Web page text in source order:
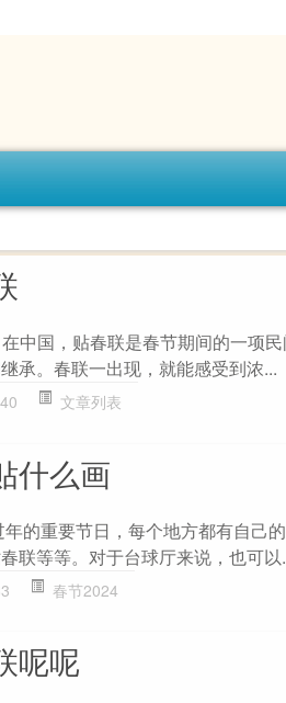
中国，贴春联是春节期间的一项
承。春联一出现，就能感受到浓...
文章列表
什么画
的重要节日，每个地方都有自己
联等等。对于台球厅来说，也可以
春节2024
呢呢